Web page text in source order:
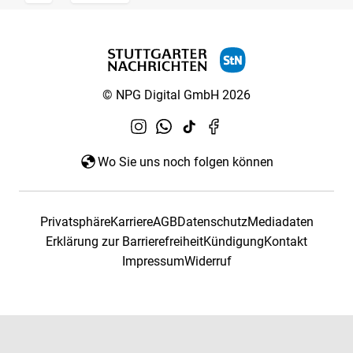
© NPG Digital GmbH 2026
Wo Sie uns noch folgen können
PrivatsphäreKarriereAGBDatenschutzMediadaten
Erklärung zur BarrierefreiheitKündigungKontakt
ImpressumWiderruf